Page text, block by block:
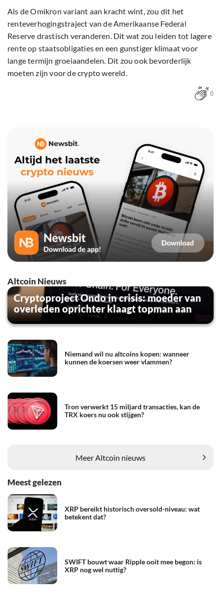
Als de Omikron variant aan kracht wint, zou dit het
renteverhogingstraject van de Amerikaanse Federal
Reserve drastisch veranderen. Dit wat zou leiden tot lagere
rente op staatsobligaties en een gunstiger klimaat voor
lange termijn groeiaandelen. Dit zou ook bevorderlijk
moeten zijn voor de crypto wereld.
0
Altcoin Nieuws
Cryptoproject Ondo in crisis: moeder van
overleden oprichter klaagt topman aan
Niemand wil nu altcoins kopen: wanneer
kunnen de koersen weer vlammen?
Tron verwerkt 15 miljard transacties, kan de
TRX koers nu ook stijgen?
Meer Altcoin nieuws
Meest gelezen
XRP bereikt historisch oversold-niveau: wat
betekent dat?
SWIFT bouwt waar Ripple ooit mee begon: is
XRP nog wel nuttig?